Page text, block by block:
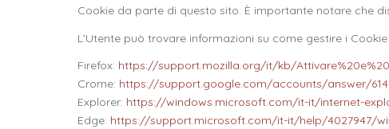
Cookie da parte di questo sito. È importante notare che
L’Utente può trovare informazioni su come gestire i
Firefox: https://support.mozilla.org/it/kb/
Crome: https://support.google.com/accounts/answer/
Explorer: https://windows.microsoft.com/it-it/internet-
Edge: https://support.microsoft.com/it-it/help/4027947/